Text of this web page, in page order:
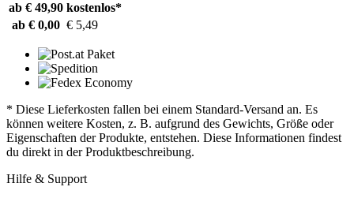
ab € 49,90 kostenlos*
ab € 0,00 € 5,49
* Diese Lieferkosten fallen bei einem Standard-Versand an. Es
können weitere Kosten, z. B. aufgrund des Gewichts, Größe oder
Eigenschaften der Produkte, entstehen. Diese Informationen findest
du direkt in der Produktbeschreibung.
Hilfe & Support